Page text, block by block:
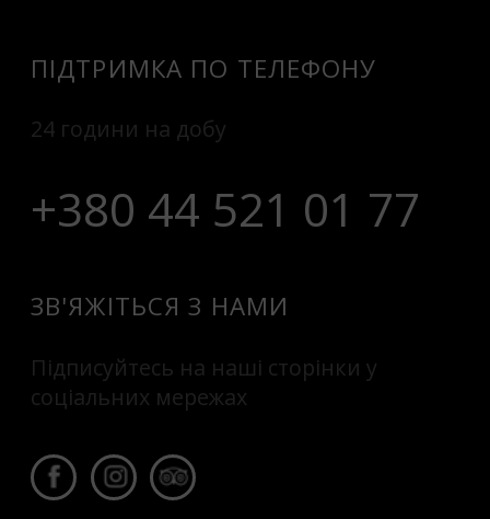
ПІДТРИМКА ПО ТЕЛЕФОНУ
24 години на добу
+380 44 521 01 77
ЗВ'ЯЖІТЬСЯ З НАМИ
Підписуйтесь на наші сторінки у
соціальних мережах